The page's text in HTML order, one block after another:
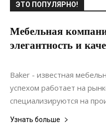
ЭТО ПОПУЛЯРНО!
Мебельная
элегантность и
03.04.2022
Baker - известная
успехом работает на
специализируются на
Узнать больше